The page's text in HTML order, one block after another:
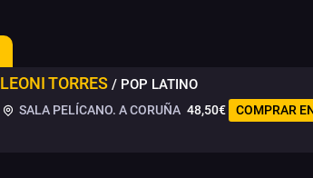
LEONI TORRES / POP LATINO
SALA PELÍCANO. A CORUÑA 48,50€ COMPRAR